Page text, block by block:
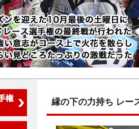
縁の下の力持ち レー